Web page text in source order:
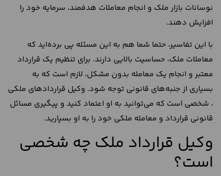
نوسانات بازار ملک و انجام معاملات هدفمند، سرمایه خود را
افزایش دهند.
با این تفاسیر، حتما شما هم به این مسئله پی برده‌اید که
معاملات ملک، حساسیت بالایی دارند. برای تنظیم یک قرارداد
معتبر و انجام یک معامله بدون مشکل، لازم است که به
بسیاری از جنبه‌های قانونی توجه شود. وکیل قراردادهای ملکی
، شخصی است که می‌توانید به او اعتماد کنید و پیگیری مسائل
قانونی قرارداد و معامله ملکی خود را به او بسپارید.
وکیل قرارداد ملک چه شخصی
است؟